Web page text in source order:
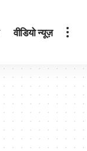
वीडियो न्यूज़